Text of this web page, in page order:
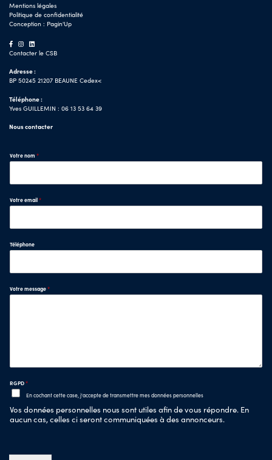
Mentions légales
Politique de confidentialité
Conception : Pagin'Up
Contacter le CSB
Adresse :
BP 50245 21207 BEAUNE Cedex<
Téléphone :
Yves GUILLEMIN : 06 13 53 64 39
Nous contacter
Votre nom *
Votre email*
Téléphone
Votre message*
RGPD*
En cochant cette case, j'accepte de transmettre mes données personnelles
Vos données personnelles nous sont utiles afin de vous répondre. En
aucun cas, celles ci seront communiquées à des annonceurs.